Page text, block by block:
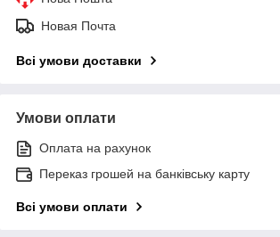
Новая Почта
Всі умови доставки
Умови оплати
Оплата на рахунок
Переказ грошей на банківську карту
Всі умови оплати